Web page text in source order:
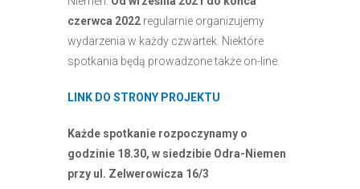
czerwca 2022 regularnie organizujemy
wydarzenia w każdy czwartek. Niektóre
spotkania będą prowadzone także on-line.
LINK DO STRONY PROJEKTU
Każde spotkanie rozpoczynamy o
godzinie 18.30, w siedzibie Odra-Niemen
przy ul. Zelwerowicza 16/3